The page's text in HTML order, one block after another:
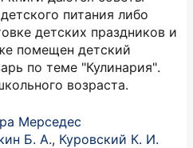
питания либо
детских праздников и
помещен детский
по теме "Кулинария".
возраста.
Мерседес
Б. А., Куровский К. И.